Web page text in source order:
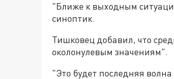
"Ближе к выходным
синоптик.
Тишковец добавил, что
околонулевым значениям".
"Это будет последняя